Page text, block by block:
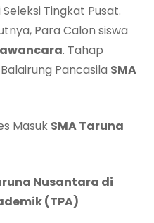
Tingkat Pusat.
Para Calon siswa
. Tahap
Pancasila SMA
Masuk SMA Taruna
Nusantara di
(TPA)